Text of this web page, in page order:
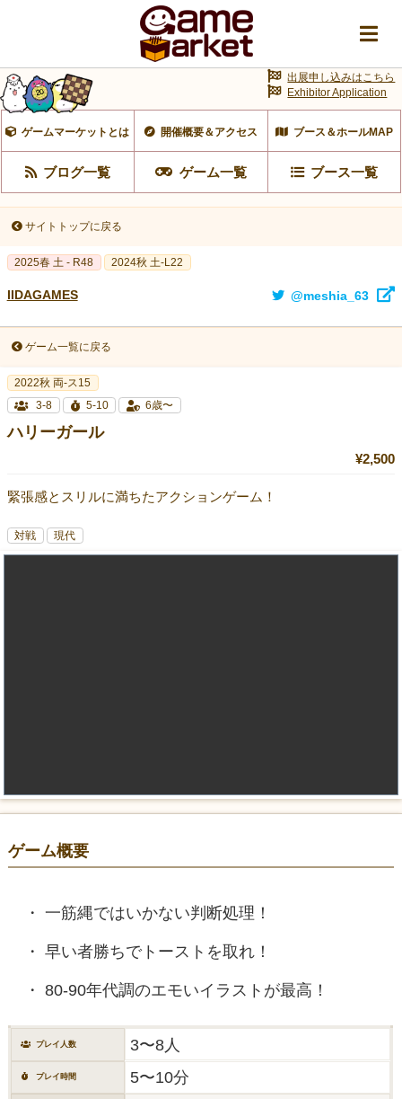
ゲームマーケットとは 開催概要＆アクセス ブース＆ホールMAP
ブログ一覧 ゲーム一覧 ブース一覧
出展申し込みはこちら
Exhibitor Application
サイトトップに戻る
2025春 土 - R48 2024秋 土-L22
IIDAGAMES @meshia_63
ゲーム一覧に戻る
2022秋 両-ス15
3-8
5-10 6歳〜
ハリーガール
¥2,500
緊張感とスリルに満ちたアクションゲーム！
対戦 現代
ゲーム概要
一筋縄ではいかない判断処理！
早い者勝ちでトーストを取れ！
80-90年代調のエモいイラストが最高！
プレイ人数 3〜8人
プレイ時間 5〜10分